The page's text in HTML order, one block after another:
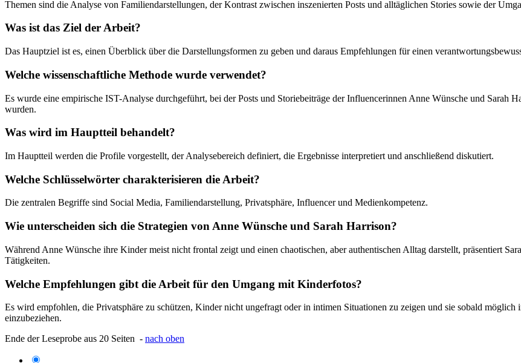
Themen sind die Analyse von Familiendarstellungen, der Kontrast zwischen inszenierten Posts und alltäglichen Stories sowie der
Was ist das Ziel der Arbeit?
Das Hauptziel ist es, einen Überblick über die Darstellungsformen zu geben und daraus Empfehlungen für einen
Welche wissenschaftliche Methode wurde verwendet?
Es wurde eine empirische IST-Analyse durchgeführt, bei der Posts und Storiebeiträge der Influencerinnen Anne Wünsche und Sarah
wurden.
Was wird im Hauptteil behandelt?
Im Hauptteil werden die Profile vorgestellt, der Analysebereich definiert, die Ergebnisse interpretiert und anschließend diskutiert.
Welche Schlüsselwörter charakterisieren die Arbeit?
Die zentralen Begriffe sind Social Media, Familiendarstellung, Privatsphäre, Influencer und Medienkompetenz.
Wie unterscheiden sich die Strategien von Anne Wünsche und Sarah Harrison?
Während Anne Wünsche ihre Kinder meist nicht frontal zeigt und einen chaotischen, aber authentischen Alltag darstellt, präsentiert
Tätigkeiten.
Welche Empfehlungen gibt die Arbeit für den Umgang mit Kinderfotos?
Es wird empfohlen, die Privatsphäre zu schützen, Kinder nicht ungefragt oder in intimen Situationen zu zeigen und sie sobald möglich
einzubeziehen.
Ende der Leseprobe aus 20 Seiten - nach oben